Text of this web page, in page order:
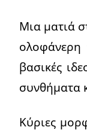
Μια ματιά
ολοφάνερη
βασικές
συνθήματα
Κύριες